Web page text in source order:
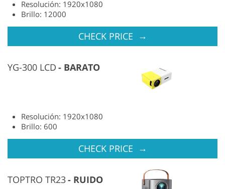
Resolución: 1920x1080
Brillo: 12000
CHECK PRICE →
YG-300 LCD BARATO
Resolución: 1920x1080
Brillo: 600
CHECK PRICE →
TOPTRO TR23
RUIDO